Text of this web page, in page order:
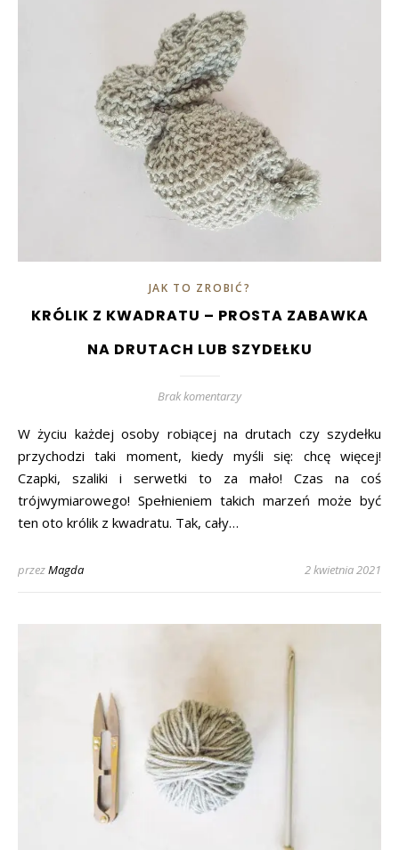
JAK TO ZROBIĆ?
KRÓLIK Z KWADRATU – PROSTA ZABAWKA
NA DRUTACH LUB SZYDEŁKU
Brak komentarzy
W życiu każdej osoby robiącej na drutach czy szydełku
przychodzi taki moment, kiedy myśli się: chcę więcej!
Czapki, szaliki i serwetki to za mało! Czas na coś
trójwymiarowego! Spełnieniem takich marzeń może być
ten oto królik z kwadratu. Tak, cały…
przezMagda 2 kwietnia 2021